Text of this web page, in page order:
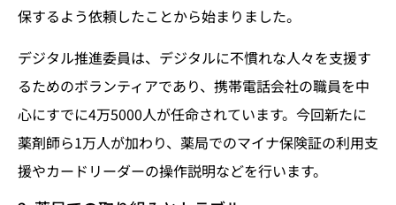
保するよう依頼したことから始まりました。
デジタル推進委員は、デジタルに不慣れな人々を支援す
るためのボランティアであり、携帯電話会社の職員を中
心にすでに4万5000人が任命されています。今回新たに
薬剤師ら1万人が加わり、薬局でのマイナ保険証の利用支
援やカードリーダーの操作説明などを行います。